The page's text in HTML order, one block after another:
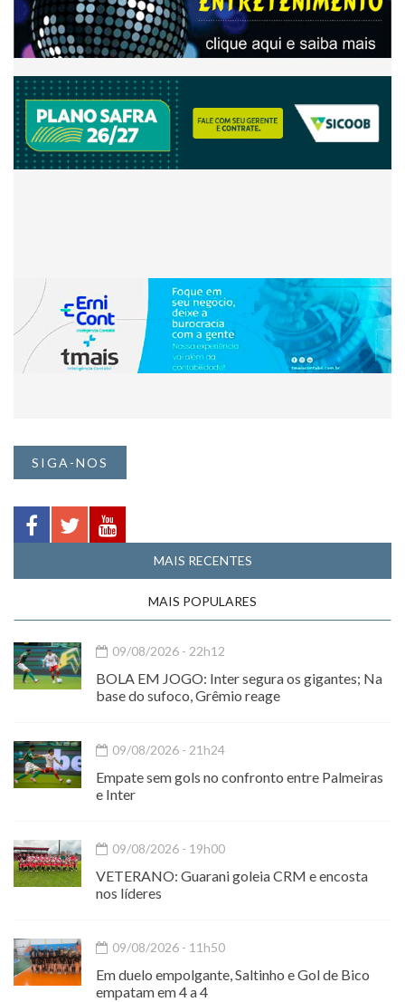
SIGA-NOS
MAIS RECENTES
MAIS POPULARES
09/08/2026 - 22h12
BOLA EM JOGO: Inter segura os gigantes; Na
base do sufoco, Grêmio reage
09/08/2026 - 21h24
Empate sem gols no confronto entre Palmeiras
e Inter
09/08/2026 - 19h00
VETERANO: Guarani goleia CRM e encosta
nos líderes
09/08/2026 - 11h50
Em duelo empolgante, Saltinho e Gol de Bico
empatam em 4 a 4